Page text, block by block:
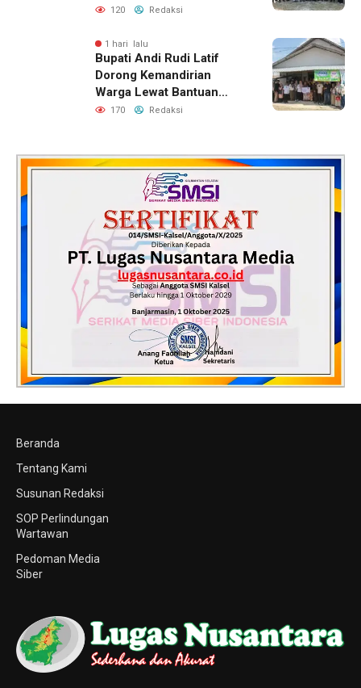
Kalimantan Selatan
120 Redaksi
1 hari lalu
Bupati Andi Rudi Latif
Dorong Kemandirian
Warga Lewat Bantuan
Usaha Ekonomi Produktif
170 Redaksi
Beranda
Tentang Kami
Susunan Redaksi
SOP Perlindungan
Wartawan
Pedoman Media
Siber